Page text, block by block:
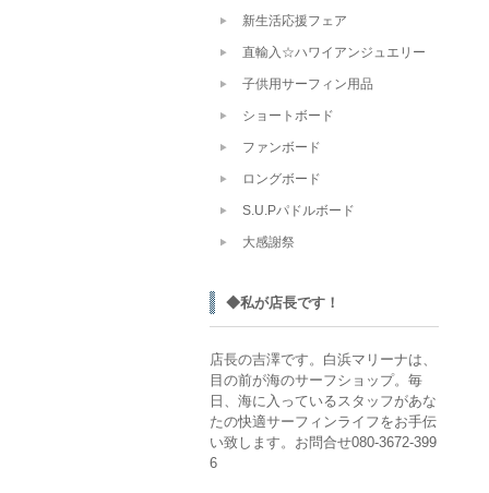
新生活応援フェア
直輸入☆ハワイアンジュエリー
子供用サーフィン用品
ショートボード
ファンボード
ロングボード
S.U.Pパドルボード
大感謝祭
◆私が店長です！
店長の吉澤です。白浜マリーナは、
目の前が海のサーフショップ。毎
日、海に入っているスタッフがあな
たの快適サーフィンライフをお手伝
い致します。お問合せ080-3672-399
6